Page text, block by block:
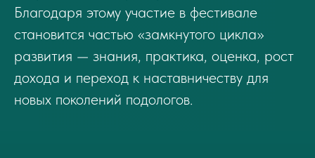
Благодаря этому участие в фестивале
становится частью «замкнутого цикла»
развития — знания, практика, оценка, рост
дохода и переход к наставничеству для
новых поколений подологов.